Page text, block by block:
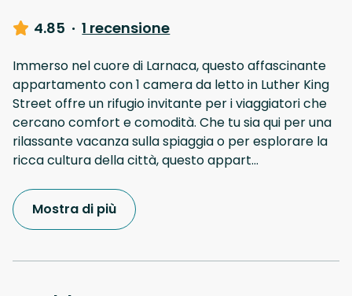
4.85 · 1 recensione
Immerso nel cuore di Larnaca, questo affascinante
appartamento con 1 camera da letto in Luther King
Street offre un rifugio invitante per i viaggiatori che
cercano comfort e comodità. Che tu sia qui per una
rilassante vacanza sulla spiaggia o per esplorare la
ricca cultura della città, questo appart...
Mostra di più